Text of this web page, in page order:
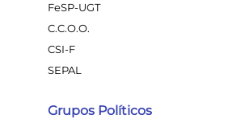
FeSP-UGT
C.C.O.O.
CSI-F
SEPAL
Grupos Políticos